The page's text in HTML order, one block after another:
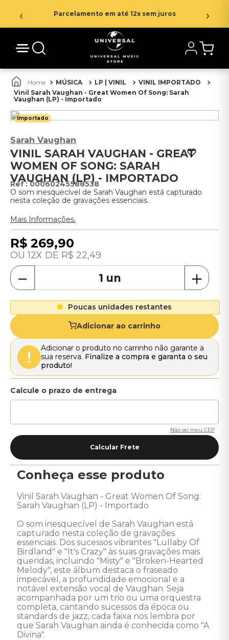
Parcelamento em até 12x sem juros
MÚSICA LP | VINIL
VINIL IMPORTADO
Vinil Sarah Vaughan - Great Women Of Song: Sarah
Vaughan (LP) - Importado
Importado
Sarah Vaughan
VINIL SARAH VAUGHAN - GREAT
WOMEN OF SONG: SARAH
VAUGHAN (LP) - IMPORTADO
:00060245588538
O som inesquecível de Sarah Vaughan está capturado
nesta coleção de gravações essenciais.
Mais Informações.
R$ 269,90
12 R$ 22,49
＋
－
Poucas unidades restantes
Adicionar ao carrinho
Adicionar o produto no carrinho não garante a
sua reserva. Finalize a compra e garanta o seu
produto!
Não sei meu CEP
Conheça esse produto
Vinil Sarah Vaughan - Great Women Of Song:
Sarah Vaughan (LP) - Importado
O som inesquecível de Sarah Vaughan está
capturado nesta coleção de gravações
essenciais. Dos sucessos vibrantes "Lullaby Of
Birdland" e "It's Crazy" às suas gravações mais
queridas, incluindo "Misty" e "Broken-Hearted
Melody", este álbum destaca o fraseado
impecável, a profundidade emocional e a
notável extensão vocal de Vaughan. Seja
acompanhada por um trio ou uma orquestra
completa, cantando sucessos da época ou
standards de jazz, cada faixa nos lembra por
que Sarah Vaughan ainda é conhecida como "A
Divina".